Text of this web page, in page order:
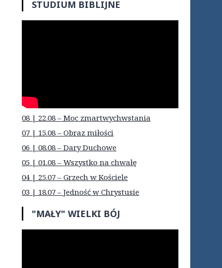
STUDIUM BIBLIJNE
08 | 22.08 – Moc zmartwychwstania
07 | 15.08 – Obraz miłości
06 | 08.08 – Dary Duchowe
05 | 01.08 – Wszystko na chwałę
04 | 25.07 – Grzech w Kościele
03 | 18.07 – Jedność w Chrystusie
"MAŁY" WIELKI BÓJ